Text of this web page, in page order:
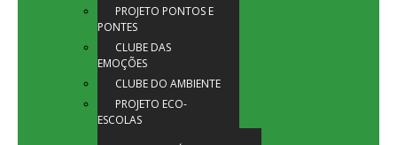
PROJETO PONTOS E
PONTES
CLUBE DAS
EMOÇÕES
CLUBE DO AMBIENTE
PROJETO ECO-
ESCOLAS